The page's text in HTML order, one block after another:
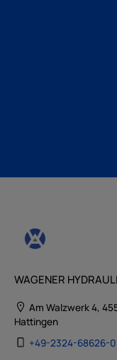
WAGENER
Am Walzwerk 4,
Hattingen
+49-2324-68626-0